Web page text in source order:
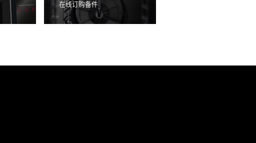
在线订购备件